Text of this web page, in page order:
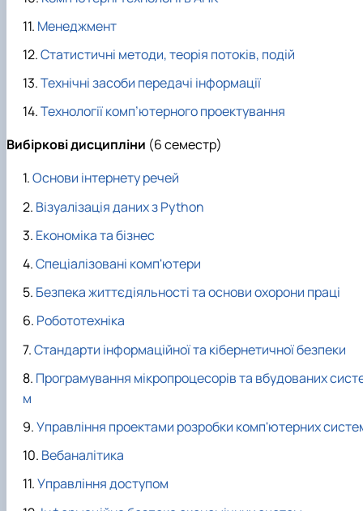
Менеджмент
Статистичні методи, теорія потоків, подій
Технічні засоби передачі інформації
Технології комп’ютерного проектування
Вибірковідисципліни (6 семестр)
Основи інтернету речей
Візуалізація даних з Python
Економіка та бізнес
Спеціалізовані комп'ютери
Безпека життєдіяльності та основи охорони праці
Робототехніка
Стандарти інформаційної та кібернетичної безпеки
Програмування мікропроцесорів та вбудованих
м
Управління проектами розробки комп'ютерних
Вебаналітика
Управління доступом